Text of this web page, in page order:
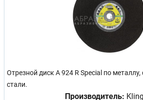
Отрезной диск A 924 R Special по
стали.
Производитель: